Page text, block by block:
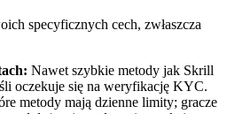
specyficznych cech, zwłaszcza
Nawet szybkie metody jak Skrill
oczekuje się na weryfikację KYC.
metody mają dzienne limity; gracze